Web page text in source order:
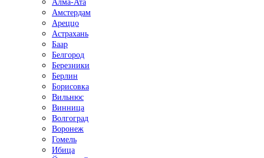
Алма-Ата
Амстердам
Ареццо
Астрахань
Баар
Белгород
Березники
Берлин
Борисовка
Вильнюс
Винница
Волгоград
Воронеж
Гомель
Ибица